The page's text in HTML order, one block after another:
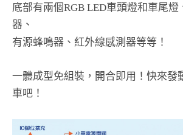
底部有兩個RGB LED車頭燈和車尾燈
器、
有源蜂鳴器、紅外線感測器等等！
一體成型免組裝，開合即用！快來發
車吧！